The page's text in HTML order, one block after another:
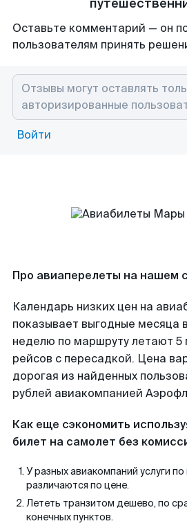
Оставьте комментарий — он
пользователям принять
Войти
Про авиаперелеты на нашем
Календарь низких цен на
показывает выгодные месяца
неделю по маршруту летают 5
рейсов с пересадкой. Цена
дорогая из найденных
рублей авиакомпанией
Как еще сэкономить
билет на самолет без
У разных авиакомпаний услуги
различаются по цене.
Лететь транзитом дешево, по
конечных пунктов.